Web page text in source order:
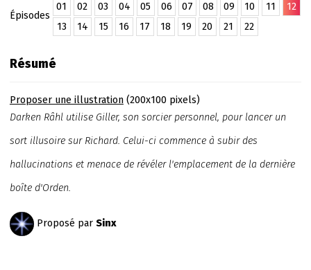
Épisodes
01 02 03 04 05 06 07 08 09 10 11
12
13
14 15 16 17 18 19 20 21 22
Résumé
Proposer une illustration(200x100 pixels)
Darken Râhl utilise Giller, son sorcier personnel, pour lancer un
sort illusoire sur Richard. Celui-ci commence à subir des
hallucinations et menace de révéler l'emplacement de la dernière
boîte d'Orden.
Proposé par Sinx